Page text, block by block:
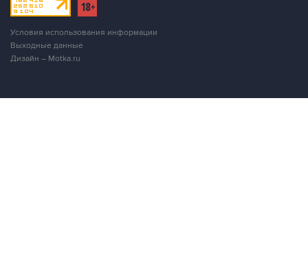
Условия использования информации
Выходные данные
Дизайн – Motka.ru